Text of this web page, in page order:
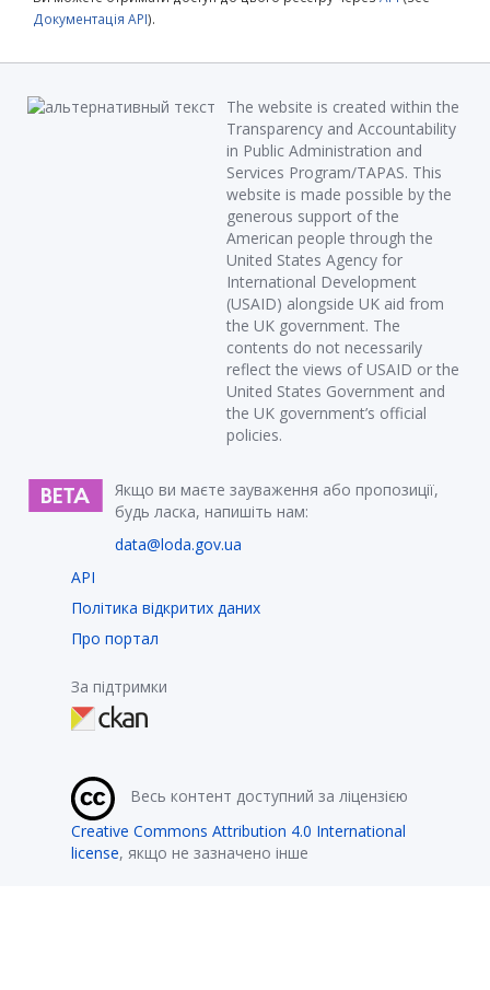
Документація API).
The website is created within the
Transparency and Accountability
in Public Administration and
Services Program/TAPAS. This
website is made possible by the
generous support of the
American people through the
United States Agency for
International Development
(USAID) alongside UK aid from
the UK government. The
contents do not necessarily
reflect the views of USAID or the
United States Government and
the UK government’s official
policies.
Якщо ви маєте зауваження або пропозиції,
будь ласка, напишіть нам:
data@loda.gov.ua
API
Політика відкритих даних
Про портал
За підтримки
Весь контент доступний за ліцензією
Creative Commons Attribution 4.0 International
license, якщо не зазначено інше